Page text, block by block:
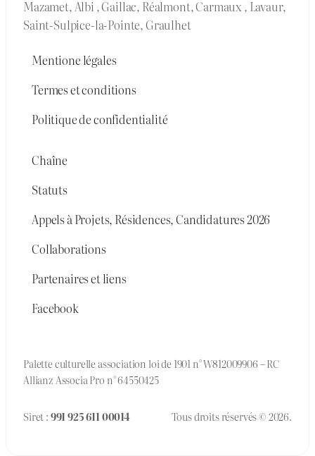
Mazamet, Albi , Gaillac, Réalmont, Carmaux , Lavaur,
Saint-Sulpice-la-Pointe, Graulhet
Mentione légales
Termes et conditions
Politique de confidentialité
Chaîne
Statuts
Appels à Projets, Résidences, Candidatures 2026
Collaborations
Partenaires et liens
Facebook
Palette culturelle association loi de 1901 n° W812009906 – RC
Allianz Associa Pro n° 64550425
Siret :991 925 611 00014 Tous droits réservés © 2026.